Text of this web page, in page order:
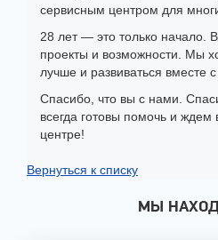
сервисным центром для
28 лет — это только начало.
проекты и возможности. Мы
лучше и развиваться вместе с
Спасибо, что вы с нами.
всегда готовы помочь и
центре!
Вернуться к списку
МЫ